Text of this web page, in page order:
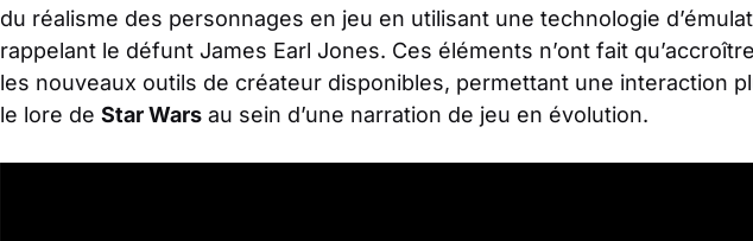
du réalisme des personnages en jeu en utilisant une technologie
rappelant le défunt James Earl Jones. Ces éléments n’ont fait
les nouveaux outils de créateur disponibles, permettant une interaction
le lore de Star Wars au sein d’une narration de jeu en évolution.